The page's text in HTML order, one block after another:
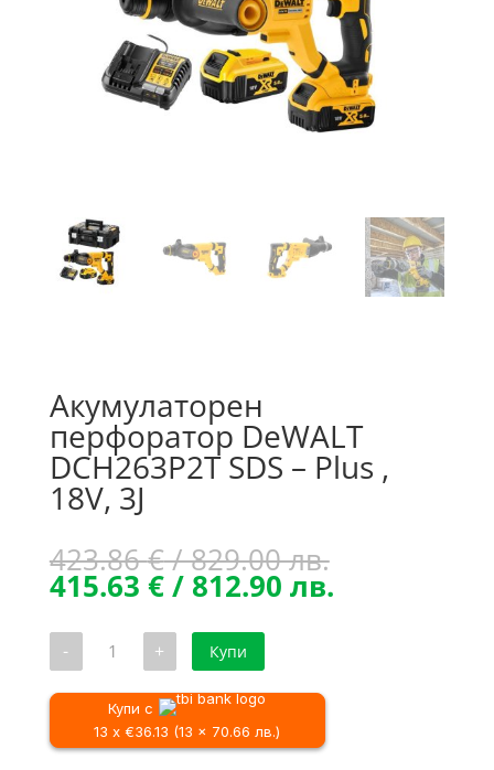
Акумулаторен
перфоратор DeWALT
DCH263P2T SDS – Plus ,
18V, 3J
423.86€/ 829.00 лв.Original
price
was:
415.63 €/ 812.90 лв.Текущата
цена
- количество
Акумулаторен
перфоратор
DeWALT
DCH263P2T
SDS
+ Купи
Купи с
13 x €36.13 (13 x 70.66 лв.)